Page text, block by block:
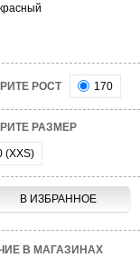
РОСТ 170
РАЗМЕР
(XXS)
В ИЗБРАННОЕ
В МАГАЗИНАХ